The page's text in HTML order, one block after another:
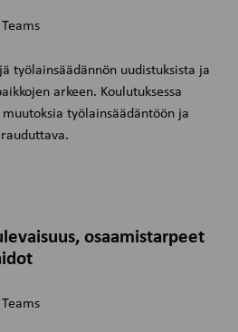
työlainsäädännön uudistuksista ja
arkeen. Koulutuksessa
työlainsäädäntöön ja
osaamistarpeet